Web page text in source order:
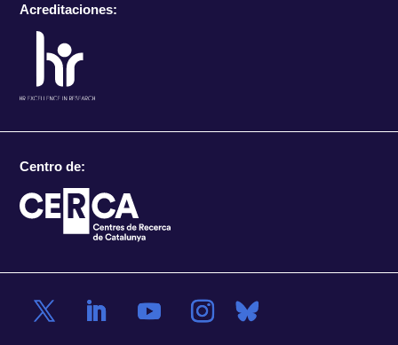
Acreditaciones:
Centro de: